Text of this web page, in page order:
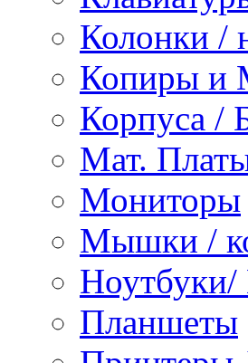
Колонки /
Копиры
Корпуса /
Мат.
Мониторы
Мышки /
Планшеты